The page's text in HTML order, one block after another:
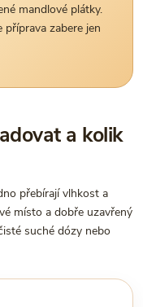
mandlové plátky.
zabere jen
a kolik
přebírají vlhkost a
místo a dobře uzavřený
suché dózy nebo